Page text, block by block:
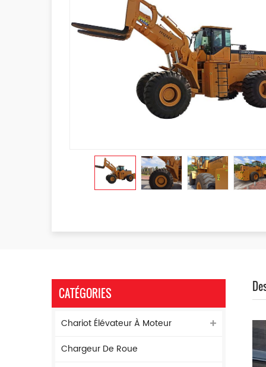
CATÉGORIES
Chariot Élévateur À Moteur
Chargeur De Roue